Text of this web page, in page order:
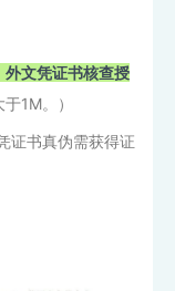
文凭证书核查授
1M。）
证书真伪需获得证